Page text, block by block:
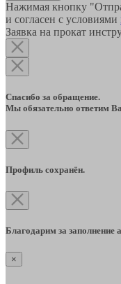
Нажимая кнопку
и согласен с условиями
Заявка на прокат
Спасибо за обращение.
Мы обязательно ответим
Профиль сохранён.
Благодарим за заполнение
×